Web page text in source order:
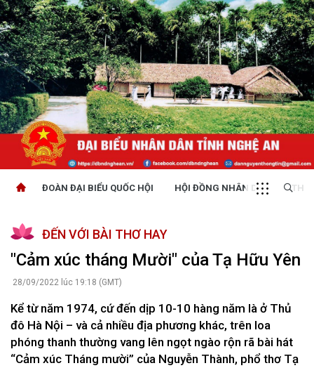
ĐOÀN ĐẠI BIỂU QUỐC HỘI HỘI ĐỒNG NHÂN DÂN
ĐẾN VỚI BÀI THƠ HAY
"Cảm xúc tháng Mười" của Tạ Hữu Yên
28/09/2022 lúc 19:18 (GMT)
Kể từ năm 1974, cứ đến dịp 10-10 hàng năm là ở Thủ
đô Hà Nội – và cả nhiều địa phương khác, trên loa
phóng thanh thường vang lên ngọt ngào rộn rã bài hát
“Cảm xúc Tháng mười” của Nguyễn Thành, phổ thơ Tạ